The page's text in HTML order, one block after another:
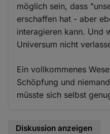
möglich sein, dass
erschaffen hat - aber
interagieren kann. Und
Universum nicht
Ein vollkommenes
Schöpfung und
müsste sich selbst
Diskussion anzeigen